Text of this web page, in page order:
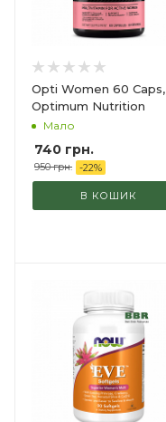
Opti Women 60 Caps,
Optimum Nutrition
Мало
740 грн.
950грн. -22%
В КОШИК